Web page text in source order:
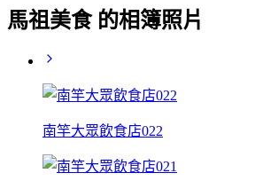
馬祖美食 的相簿照片
南竿大眾飲食店022